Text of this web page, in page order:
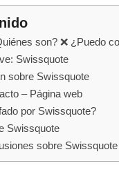
son? ❌ ¿Puedo
Swissquote
sobre Swissquote
– Página web
por Swissquote?
Swissquote
sobre Swissquote